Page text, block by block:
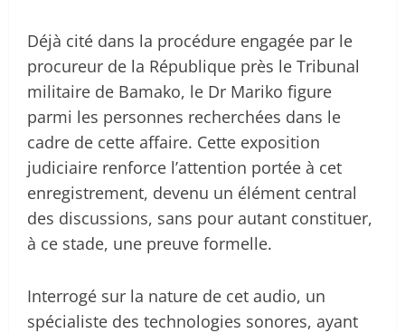
Déjà cité dans la procédure engagée par le
procureur de la République près le Tribunal
militaire de Bamako, le Dr Mariko figure
parmi les personnes recherchées dans le
cadre de cette affaire. Cette exposition
judiciaire renforce l’attention portée à cet
enregistrement, devenu un élément central
des discussions, sans pour autant constituer,
à ce stade, une preuve formelle.
Interrogé sur la nature de cet audio, un
spécialiste des technologies sonores, ayant